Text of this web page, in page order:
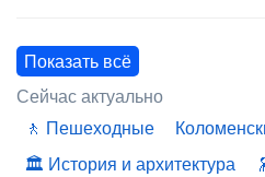
Показать всё
Сейчас актуально
Пешеходные
История и архитектура